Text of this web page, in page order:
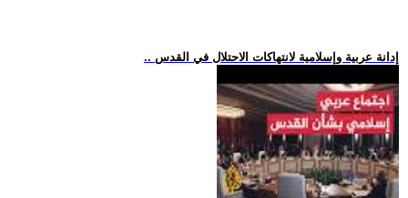
.. إدانة عربية وإسلامية لانتهاكات الاحتلال في القدس